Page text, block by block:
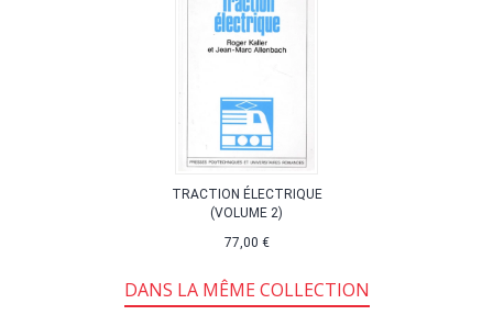
TRACTION ÉLECTRIQUE
(VOLUME 2)
77,00 €
DANS LA MÊME COLLECTION